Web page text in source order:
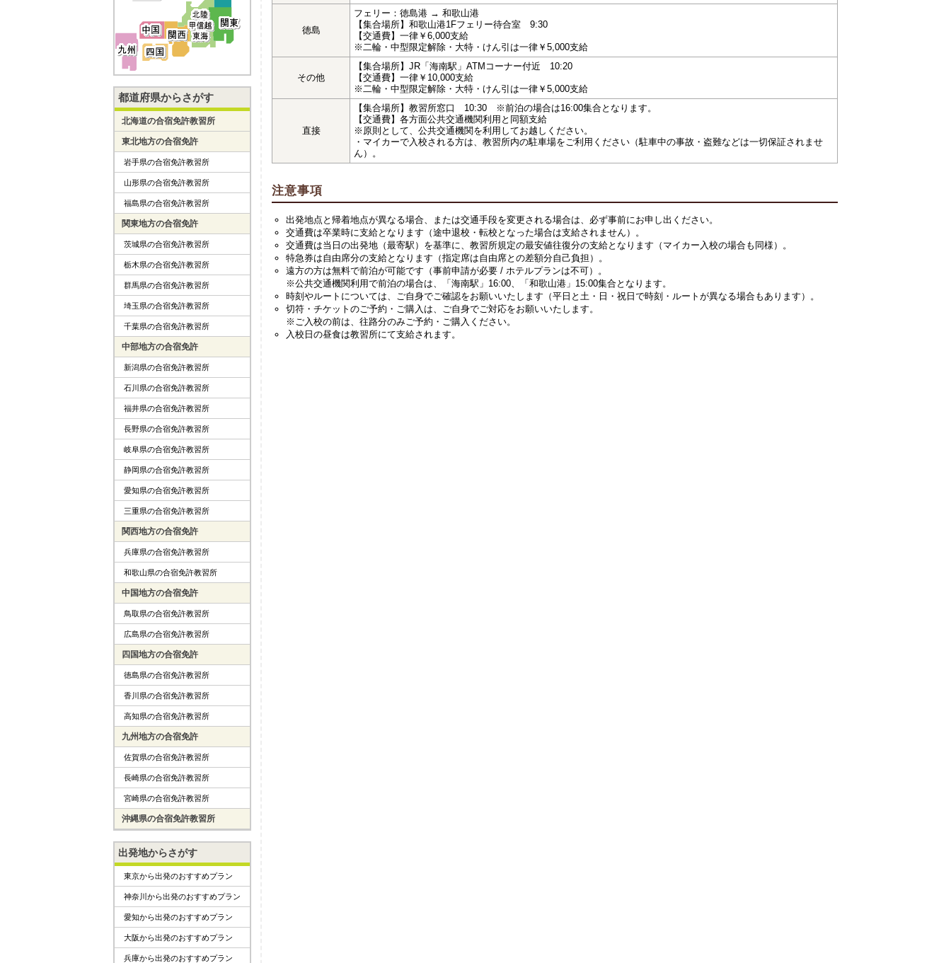
徳島
フェリー：徳島港 → 和歌山港
【集合場所】和歌山港1Fフェリー待合室 9:30
【交通費】一律￥6,000支給
※二輪・中型限定解除・大特・けん引は一律￥5,000支給
その他
【集合場所】JR「海南駅」ATMコーナー付近 10:20
【交通費】一律￥10,000支給
※二輪・中型限定解除・大特・けん引は一律￥5,000支給
直接
【集合場所】教習所窓口 10:30 ※前泊の場合は16:00集合となります。
【交通費】各方面公共交通機関利用と同額支給
※原則として、公共交通機関を利用してお越しください。
・マイカーで入校される方は、教習所内の駐車場をご利用ください（駐車中の事故・盗難などは一切保証されませ
ん）。
注意事項
出発地点と帰着地点が異なる場合、または交通手段を変更される場合は、必ず事前にお申し出ください。
交通費は卒業時に支給となります（途中退校・転校となった場合は支給されません）。
交通費は当日の出発地（最寄駅）を基準に、教習所規定の最安値往復分の支給となります（マイカー入校の場合も同様）。
特急券は自由席分の支給となります（指定席は自由席との差額分自己負担）。
遠方の方は無料で前泊が可能です（事前申請が必要 / ホテルプランは不可）。
※公共交通機関利用で前泊の場合は、「海南駅」16:00、「和歌山港」15:00集合となります。
時刻やルートについては、ご自身でご確認をお願いいたします（平日と土・日・祝日で時刻・ルートが異なる場合もあります）。
切符・チケットのご予約・ご購入は、ご自身でご対応をお願いいたします。
※ご入校の前は、往路分のみご予約・ご購入ください。
入校日の昼食は教習所にて支給されます。
都道府県からさがす
北海道の合宿免許教習所
東北地方の合宿免許
岩手県の合宿免許教習所
山形県の合宿免許教習所
福島県の合宿免許教習所
関東地方の合宿免許
茨城県の合宿免許教習所
栃木県の合宿免許教習所
群馬県の合宿免許教習所
埼玉県の合宿免許教習所
千葉県の合宿免許教習所
中部地方の合宿免許
新潟県の合宿免許教習所
石川県の合宿免許教習所
福井県の合宿免許教習所
長野県の合宿免許教習所
岐阜県の合宿免許教習所
静岡県の合宿免許教習所
愛知県の合宿免許教習所
三重県の合宿免許教習所
関西地方の合宿免許
兵庫県の合宿免許教習所
和歌山県の合宿免許教習所
中国地方の合宿免許
鳥取県の合宿免許教習所
広島県の合宿免許教習所
四国地方の合宿免許
徳島県の合宿免許教習所
香川県の合宿免許教習所
高知県の合宿免許教習所
九州地方の合宿免許
佐賀県の合宿免許教習所
長崎県の合宿免許教習所
宮崎県の合宿免許教習所
沖縄県の合宿免許教習所
出発地からさがす
東京から出発のおすすめプラン
神奈川から出発のおすすめプラン
愛知から出発のおすすめプラン
大阪から出発のおすすめプラン
兵庫から出発のおすすめプラン